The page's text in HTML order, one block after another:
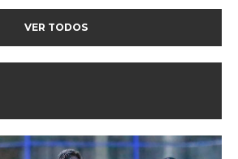
VER TODOS